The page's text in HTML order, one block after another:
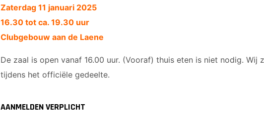
Zaterdag 11 januari 2025
16.30 tot ca. 19.30 uur
Clubgebouw aan de Laene
De zaal is open vanaf 16.00 uur. (Vooraf) thuis eten is niet nodig. Wij
tijdens het officiële gedeelte.
AANMELDEN VERPLICHT